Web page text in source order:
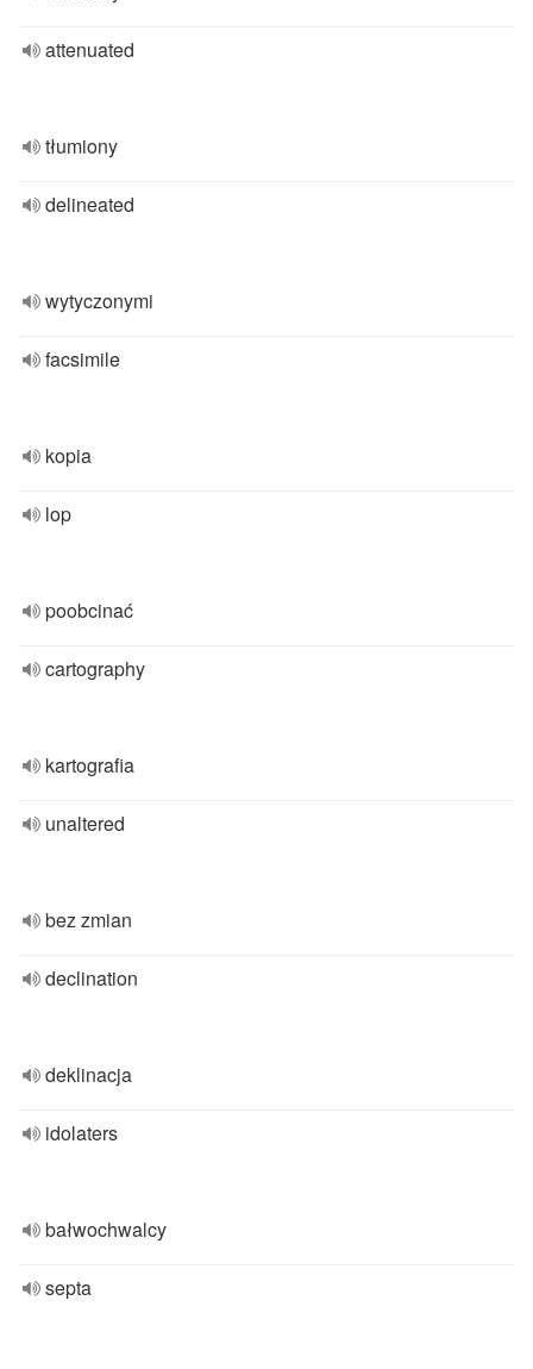
attenuated
tłumiony
delineated
wytyczonymi
facsimile
kopia
lop
poobcinać
cartography
kartografia
unaltered
bez zmian
declination
deklinacja
idolaters
bałwochwalcy
septa